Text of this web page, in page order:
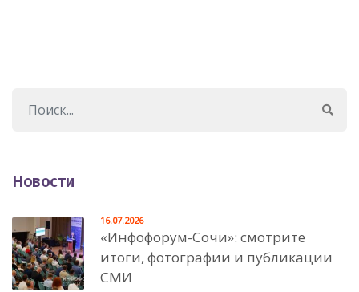
Новости
«Инфофорум-Сочи»: смотрите
итоги, фотографии и публикации
СМИ
16.07.2026